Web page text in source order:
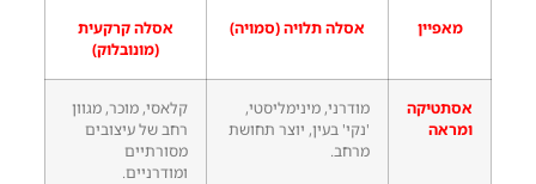
מאפיין אסלה תלויה (סמויה)
אסלה קרקעית
(מונובלוק)
אסתטיקה
ומראה
מודרני, מינימליסטי,
'נקי' בעין, יוצר תחושת
מרחב.
קלאסי, מוכר, מגוון
רחב של עיצובים
מסורתיים
ומודרניים.